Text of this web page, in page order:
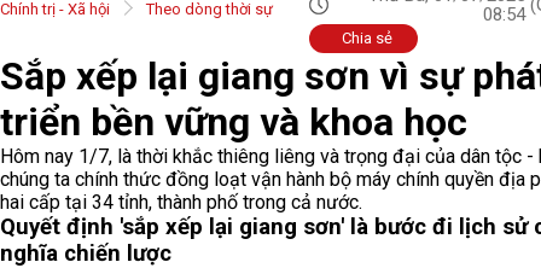
Chính trị - Xã hội Theo dòng thời sự
08:54
Chia sẻ
Sắp xếp lại giang sơn vì sự
triển bền vững và khoa học
Hôm nay 1/7, là thời khắc thiêng liêng và trọng đại của dân tộc -
chúng ta chính thức đồng loạt vận hành bộ máy chính quyền địa
hai cấp tại 34 tỉnh, thành phố trong cả nước.
Quyết định 'sắp xếp lại giang sơn' là bước đi lịch sử
nghĩa chiến lược